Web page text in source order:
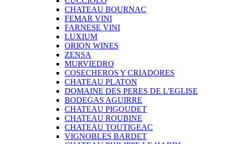
CHATEAU BOURNAC
FEMAR VINI
FARNESE VINI
LUXIUM
ORION WINES
ZENSA
MURVIEDRO
COSECHEROS Y CRIADORES
CHATEAU PLATON
DOMAINE DES PERES DE L'EGLISE
BODEGAS AGUIRRE
CHATEAU PIGOUDET
CHATEAU ROUBINE
CHATEAU TOUTIGEAC
VIGNOBLES BARDET